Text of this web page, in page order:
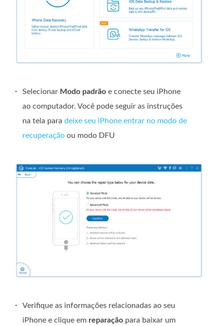
- Selecionar Modo padrão e conecte seu iPhone
ao computador. Você pode seguir as instruções
na tela para deixe seu iPhone entrar no modo de
recuperação ou modo DFU
-
Verifique as informações relacionadas ao seu
iPhone e clique em reparação para baixar um